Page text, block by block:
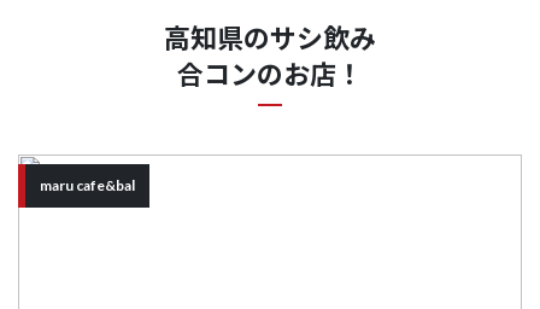
高知県のサシ飲み
合コンのお店！
maru cafe&bal